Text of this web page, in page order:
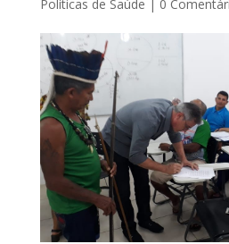
Políticas de Saúde | 0